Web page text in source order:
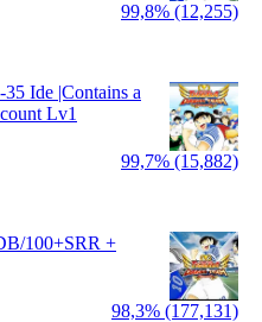
99,8% (12,255)
Ide |Contains a
Lv1
99,7% (15,882)
100+SRR +
98,3% (177,131)